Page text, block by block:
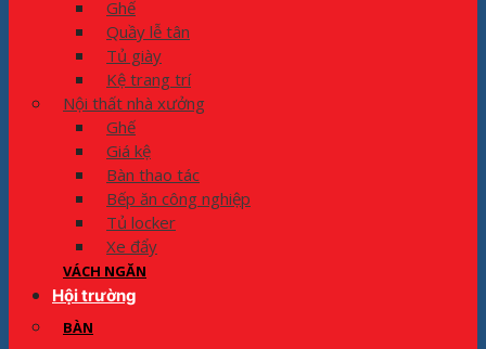
Ghế
Quầy lễ tân
Tủ giày
Kệ trang trí
Nội thất nhà xưởng
Ghế
Giá kệ
Bàn thao tác
Bếp ăn công nghiệp
Tủ locker
Xe đẩy
VÁCH NGĂN
Hội trường
BÀN